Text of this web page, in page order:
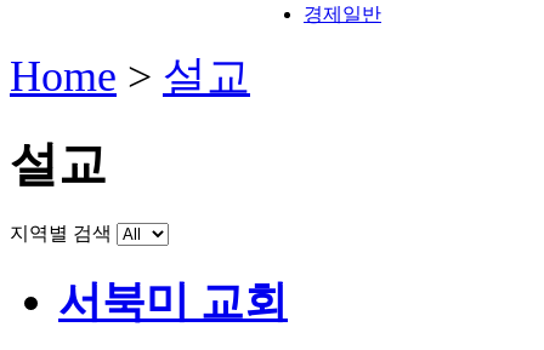
경제일반
Home > 설교
설교
지역별 검색
서북미 교회